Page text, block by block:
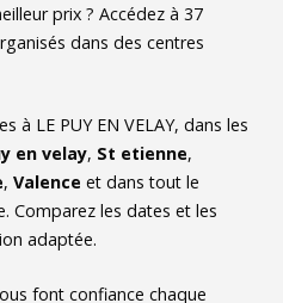
prix ? Accédez à 37
dans des centres
à LE PUY EN VELAY, dans les
en velay, St etienne,
, Valence et dans tout le
Comparez les dates et les
adaptée.
font confiance chaque